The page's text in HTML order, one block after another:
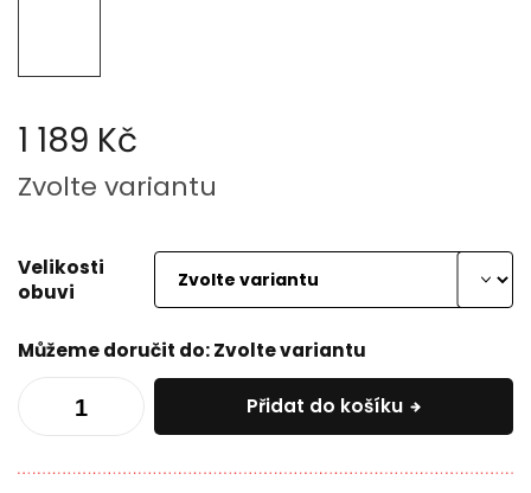
1 189 Kč
Měrná
cena:
Zvolte variantu
Velikosti
obuvi
Můžeme doručit do:Zvolte variantu
Přidat do košíku